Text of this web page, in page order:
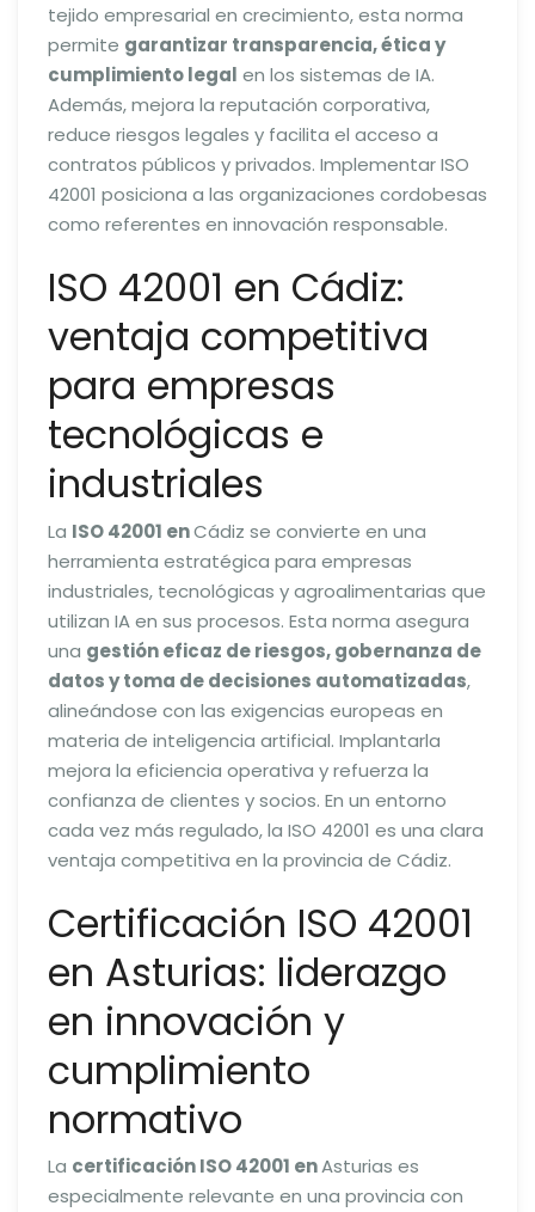
tejido empresarial en crecimiento, esta norma
permite garantizar transparencia, ética y
cumplimiento legal en los sistemas de IA.
Además, mejora la reputación corporativa,
reduce riesgos legales y facilita el acceso a
contratos públicos y privados. Implementar ISO
42001 posiciona a las organizaciones cordobesas
como referentes en innovación responsable.
ISO 42001 en Cádiz:
ventaja competitiva
para empresas
tecnológicas e
industriales
La ISO 42001 enCádiz se convierte en una
herramienta estratégica para empresas
industriales, tecnológicas y agroalimentarias que
utilizan IA en sus procesos. Esta norma asegura
una gestión eficaz de riesgos, gobernanza de
datos y toma de decisiones automatizadas,
alineándose con las exigencias europeas en
materia de inteligencia artificial. Implantarla
mejora la eficiencia operativa y refuerza la
confianza de clientes y socios. En un entorno
cada vez más regulado, la ISO 42001 es una clara
ventaja competitiva en la provincia de Cádiz.
Certificación ISO 42001
en Asturias: liderazgo
en innovación y
cumplimiento
normativo
La certificación ISO 42001 enAsturias es
especialmente relevante en una provincia con